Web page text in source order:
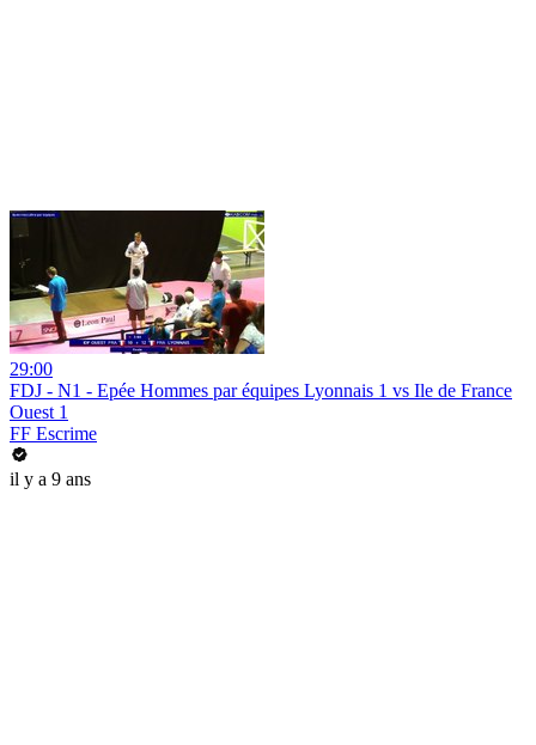
29:00
FDJ - N1 - Epée Hommes par équipes Lyonnais 1 vs Ile de France
Ouest 1
FF Escrime
il y a 9 ans